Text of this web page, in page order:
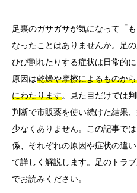
足裏のガサガサが気になって「
なったことはありませんか。足
ひび割れたりする症状は日常的
原因は乾燥や摩擦によるものか
にわたります。見た目だけでは
判断で市販薬を使い続けた結果
少なくありません。この記事で
係、それぞれの原因や症状の違
て詳しく解説します。足のトラ
でお読みください。